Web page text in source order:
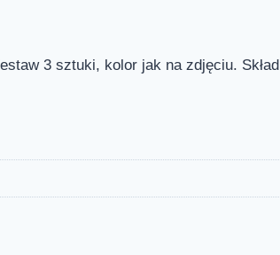
3 sztuki, kolor jak na zdjęciu.